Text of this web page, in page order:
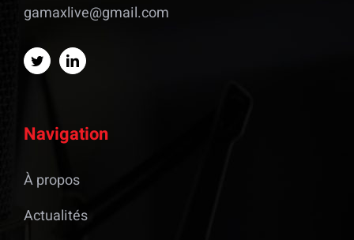
gamaxlive@gmail.com
Navigation
À propos
Actualités